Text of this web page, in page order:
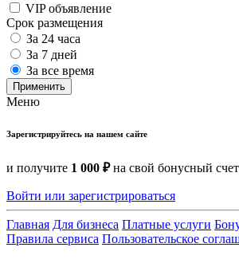
VIP объявление
Срок размещения
За 24 часа
За 7 дней
За все время
Применить
Меню
Зарегистрируйтесь на нашем сайте
и получите 1 000 ₽на свой бонусный
Войти или зарегистрироваться
Главная Для бизнеса Платные услуги
Правила сервиса Пользовательское